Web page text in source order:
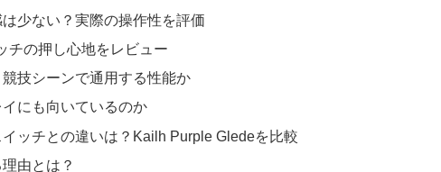
少ない？実際の操作性を評価
チの押し心地をレビュー
技シーンで通用する性能か
にも向いているのか
ッチとの違いは？Kailh Purple Gledeを比較
由とは？